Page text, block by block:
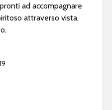
ad accompagnare
attraverso vista,